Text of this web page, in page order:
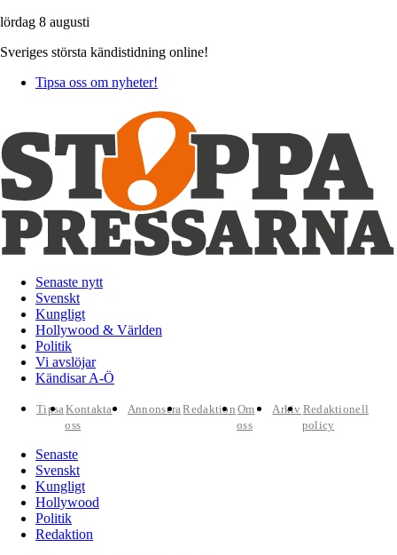
lördag 8 augusti
Sveriges största kändistidning online!
Tipsa oss om nyheter!
Senaste nytt
Svenskt
Kungligt
Hollywood & Världen
Politik
Vi avslöjar
Kändisar A-Ö
TipsaKontakta
oss
AnnonseraRedaktion Om
oss
Arkiv Redaktionell
policy
Senaste
Svenskt
Kungligt
Hollywood
Politik
Redaktion